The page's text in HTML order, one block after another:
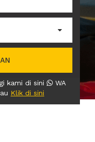
kami di sini
WA
Klik di sini